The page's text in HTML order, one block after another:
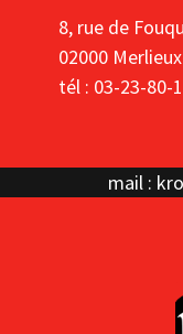
8, rue de
02000
tél : 03-23-80-
mail :